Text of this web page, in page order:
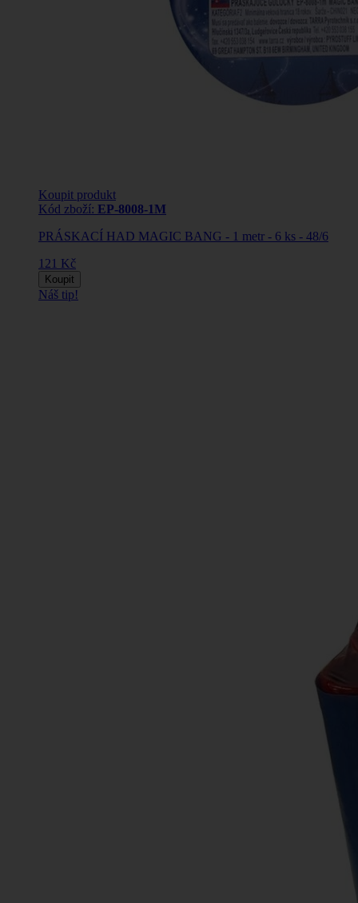
Koupit produkt
Kód zboží: EP-8008-1M
PRÁSKACÍ HAD MAGIC BANG - 1 metr - 6 ks - 48/6
121 Kč
Koupit
Náš tip!